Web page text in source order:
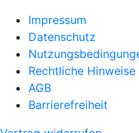
Impressum
Datenschutz
Rechtliche Hinweise
AGB
Barrierefreiheit